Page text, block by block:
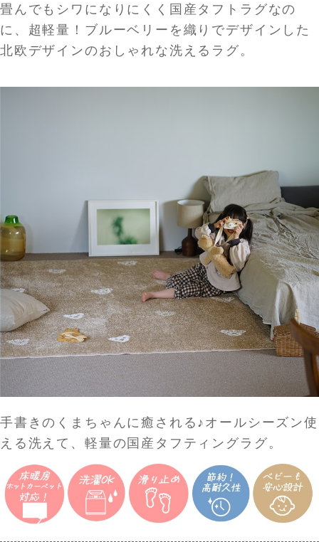
畳んでもシワになりにくく国産タフトラグなの
に、超軽量！ブルーベリーを織りでデザインした
北欧デザインのおしゃれな洗えるラグ。
手書きのくまちゃんに癒される♪オールシーズン使
える洗えて、軽量の国産タフティングラグ。